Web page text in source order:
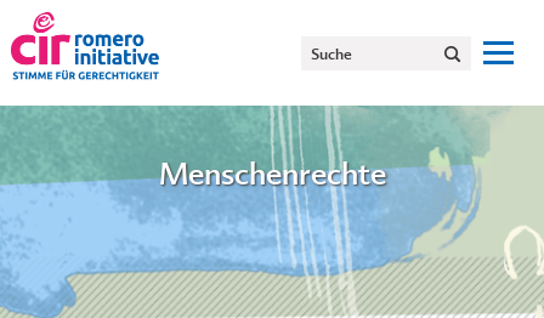
Menschenrechte